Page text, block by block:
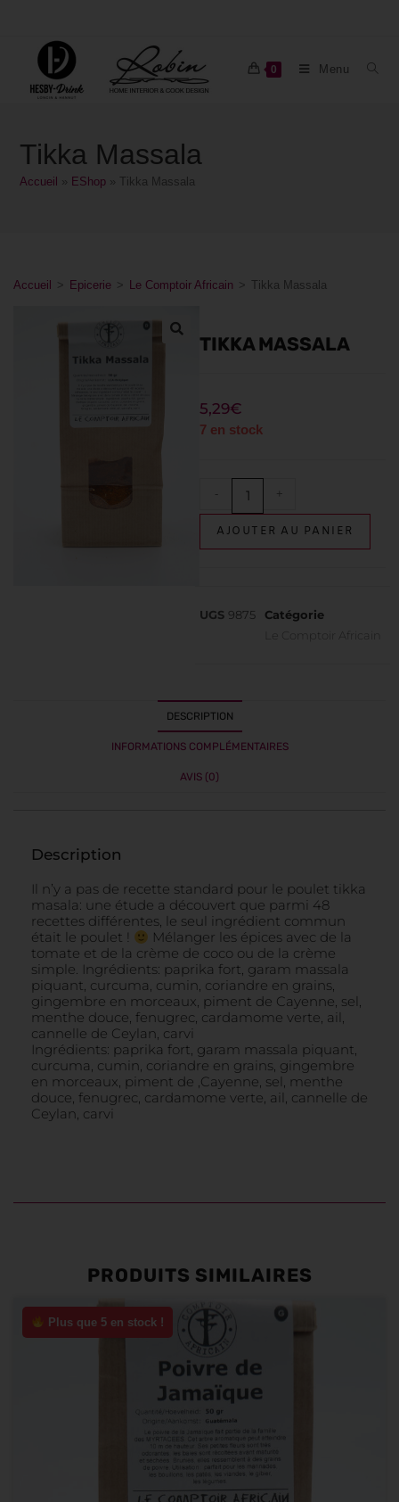
0 Menu
Tikka Massala
Accueil EShop Tikka Massala
Accueil > Epicerie > Le Comptoir Africain > Tikka Massala
TIKKA MASSALA
5,29€
7 en stock
- +
AJOUTER AU PANIER
UGS 9875
Catégorie
Le Comptoir Africain
DESCRIPTION
INFORMATIONS COMPLÉMENTAIRES
AVIS (0)
Description
Il n’y a pas de recette standard pour le poulet tikka
masala: une étude a découvert que parmi 48
recettes différentes, le seul ingrédient commun
était le poulet !
Mélanger les épices avec de la
tomate et de la crème de coco ou de la crème
simple. Ingrédients: paprika fort, garam massala
piquant, curcuma, cumin, coriandre en grains,
gingembre en morceaux, piment de Cayenne, sel,
menthe douce, fenugrec, cardamome verte, ail,
cannelle de Ceylan, carvi
Ingrédients: paprika fort, garam massala piquant,
curcuma, cumin, coriandre en grains, gingembre
en morceaux, piment de ,Cayenne, sel, menthe
douce, fenugrec, cardamome verte, ail, cannelle de
Ceylan, carvi
PRODUITS SIMILAIRES
Plus que 5 en stock !